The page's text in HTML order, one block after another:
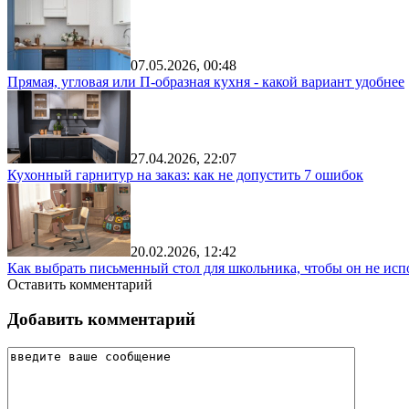
07.05.2026, 00:48
Прямая, угловая или П-образная кухня - какой вариант удобнее
27.04.2026, 22:07
Кухонный гарнитур на заказ: как не допустить 7 ошибок
20.02.2026, 12:42
Как выбрать письменный стол для школьника, чтобы он не
Оставить комментарий
Добавить комментарий